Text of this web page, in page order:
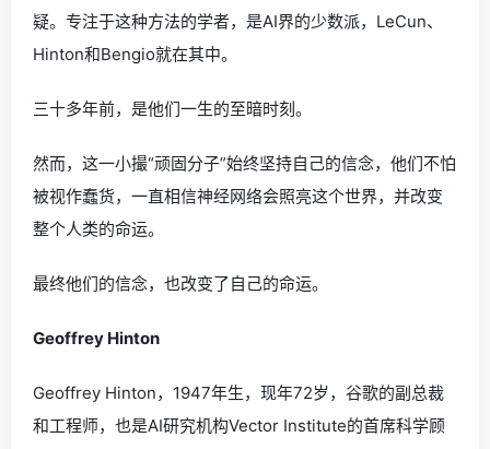
疑。专注于这种方法的学者，是AI界的少数派，LeCun、
Hinton和Bengio就在其中。
三十多年前，是他们一生的至暗时刻。
然而，这一小撮“顽固分子”始终坚持自己的信念，他们不怕
被视作蠢货，一直相信神经网络会照亮这个世界，并改变
整个人类的命运。
最终他们的信念，也改变了自己的命运。
Geoffrey Hinton
Geoffrey Hinton，1947年生，现年72岁，谷歌的副总裁
和工程师，也是AI研究机构Vector Institute的首席科学顾